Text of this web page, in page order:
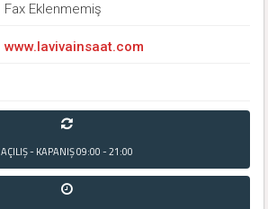
Fax Eklenmemiş
www.lavivainsaat.com
AÇILIŞ - KAPANIŞ09:00 - 21:00